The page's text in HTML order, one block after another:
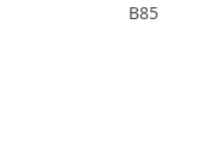
B85